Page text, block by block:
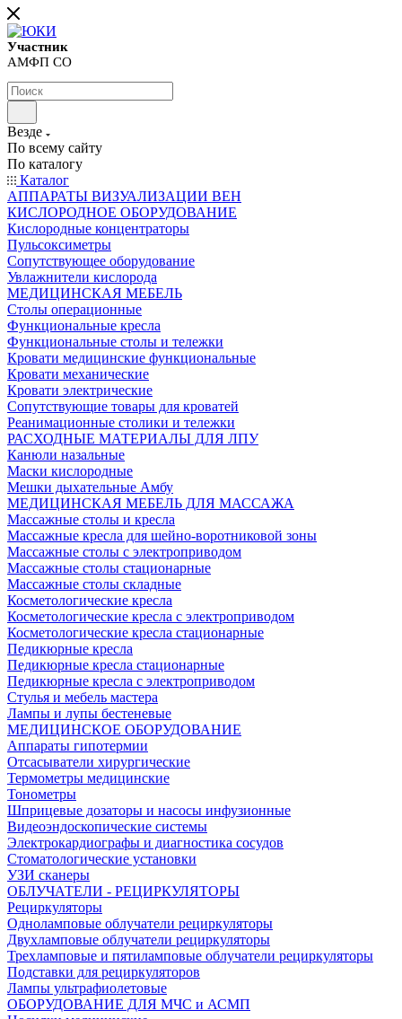
Участник
АМФП СО
Везде
По всему сайту
По каталогу
Каталог
АППАРАТЫ ВИЗУАЛИЗАЦИИ ВЕН
КИСЛОРОДНОЕ ОБОРУДОВАНИЕ
Кислородные концентраторы
Пульсоксиметры
Сопутствующее оборудование
Увлажнители кислорода
МЕДИЦИНСКАЯ МЕБЕЛЬ
Столы операционные
Функциональные кресла
Функциональные столы и тележки
Кровати медицинские функциональные
Кровати механические
Кровати электрические
Сопутствующие товары для кроватей
Реанимационные столики и тележки
РАСХОДНЫЕ МАТЕРИАЛЫ ДЛЯ ЛПУ
Канюли назальные
Маски кислородные
Мешки дыхательные Амбу
МЕДИЦИНСКАЯ МЕБЕЛЬ ДЛЯ МАССАЖА
Массажные столы и кресла
Массажные кресла для шейно-воротниковой зоны
Массажные столы с электроприводом
Массажные столы стационарные
Массажные столы складные
Косметологические кресла
Косметологические кресла с электроприводом
Косметологические кресла стационарные
Педикюрные кресла
Педикюрные кресла стационарные
Педикюрные кресла с электроприводом
Стулья и мебель мастера
Лампы и лупы бестеневые
МЕДИЦИНСКОЕ ОБОРУДОВАНИЕ
Аппараты гипотермии
Отсасыватели хирургические
Термометры медицинские
Тонометры
Шприцевые дозаторы и насосы инфузионные
Видеоэндоскопические системы
Электрокардиографы и диагностика сосудов
Стоматологические установки
УЗИ сканеры
ОБЛУЧАТЕЛИ - РЕЦИРКУЛЯТОРЫ
Рециркуляторы
Одноламповые облучатели рециркуляторы
Двухламповые облучатели рециркуляторы
Трехламповые и пятиламповые облучатели рециркуляторы
Подставки для рециркуляторов
Лампы ультрафиолетовые
ОБОРУДОВАНИЕ ДЛЯ МЧС и АСМП